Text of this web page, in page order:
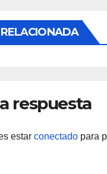
respuesta
estar conectado para